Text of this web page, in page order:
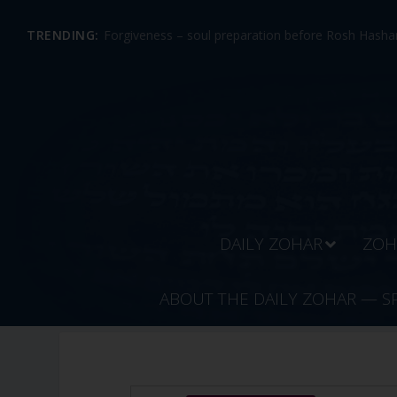
TRENDING: Forgiveness – soul preparation before Rosh
DAILY ZOHAR
ABOUT THE DAILY ZOHAR —